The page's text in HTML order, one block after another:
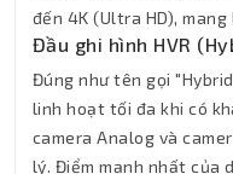
đến 4K (Ultra HD),
Đầu ghi hình HVR
Đúng như tên gọi
linh hoạt tối đa khi có
camera Analog và
lý. Điểm mạnh nhất của